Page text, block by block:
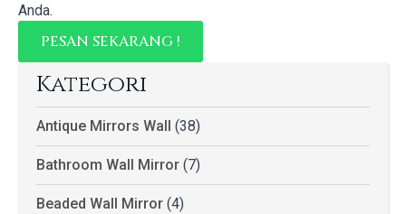
Kategori
Antique Mirrors Wall (38)
Bathroom Wall Mirror (7)
Beaded Wall Mirror (4)
Anda.
PESAN SEKARANG !